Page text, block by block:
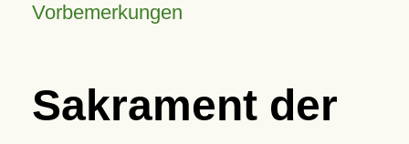
Vorbemerkungen
Sakrament der